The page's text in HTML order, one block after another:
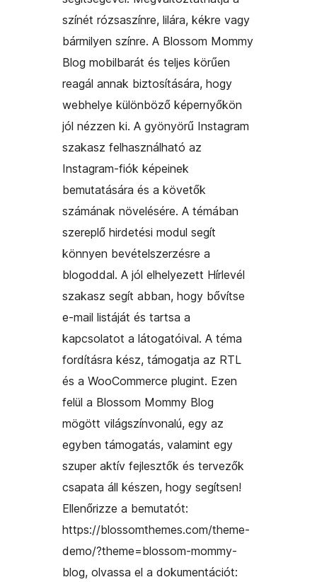
színét rózsaszínre, lilára, kékre vagy
bármilyen színre. A Blossom Mommy
Blog mobilbarát és teljes körűen
reagál annak biztosítására, hogy
webhelye különböző képernyőkön
jól nézzen ki. A gyönyörű Instagram
szakasz felhasználható az
Instagram-fiók képeinek
bemutatására és a követők
számának növelésére. A témában
szereplő hirdetési modul segít
könnyen bevételszerzésre a
blogoddal. A jól elhelyezett Hírlevél
szakasz segít abban, hogy bővítse
e-mail listáját és tartsa a
kapcsolatot a látogatóival. A téma
fordításra kész, támogatja az RTL
és a WooCommerce plugint. Ezen
felül a Blossom Mommy Blog
mögött világszínvonalú, egy az
egyben támogatás, valamint egy
szuper aktív fejlesztők és tervezők
csapata áll készen, hogy segítsen!
Ellenőrizze a bemutatót:
https://blossomthemes.com/theme-
demo/?theme=blossom-mommy-
blog, olvassa el a dokumentációt: